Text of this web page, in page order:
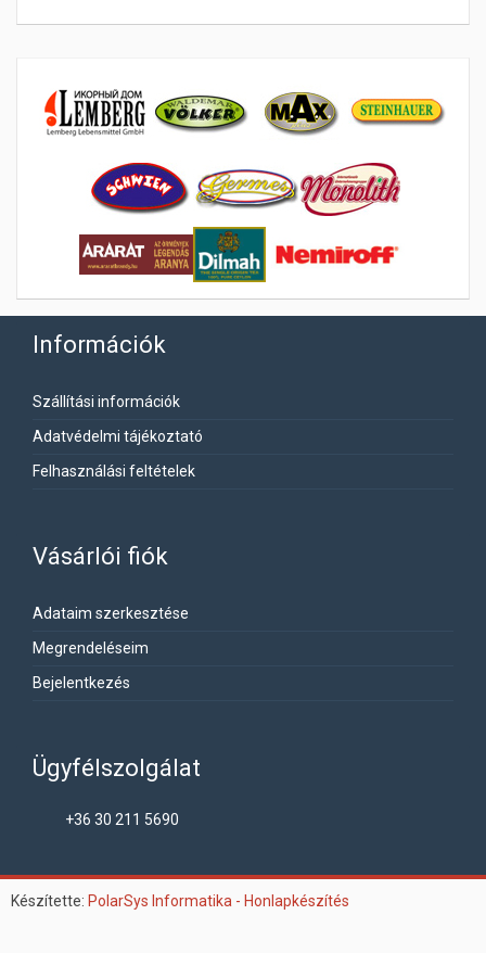
Információk
Szállítási információk
Adatvédelmi tájékoztató
Felhasználási feltételek
Vásárlói fiók
Adataim szerkesztése
Megrendeléseim
Bejelentkezés
Ügyfélszolgálat
+36 30 211 5690
Készítette: PolarSys Informatika - Honlapkészítés